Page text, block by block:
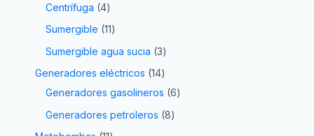
Centrífuga 4
Sumergible 11
Sumergible agua sucia 3
Generadores eléctricos 14
Generadores gasolineros 6
Generadores petroleros 8